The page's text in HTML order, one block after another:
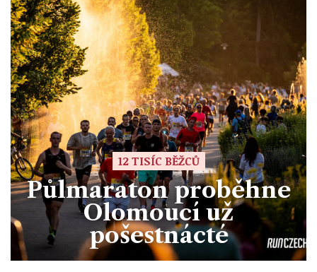
12 TISÍC BĚŽCŮ
Půlmaraton proběhne
Olomoucí už
pošestnácté